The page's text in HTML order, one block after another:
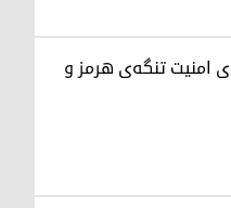
امنیت تنگه‌ی هرمز و